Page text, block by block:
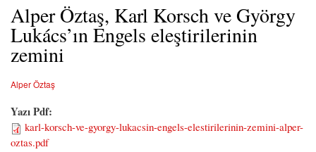
Alper Öztaş, Karl Korsch ve György
Lukács’ın Engels eleştirilerinin
zemini
Alper Öztaş
Yazı Pdf:
karl-korsch-ve-gyorgy-lukacsin-engels-elestirilerinin-zemini-alper-
oztas.pdf